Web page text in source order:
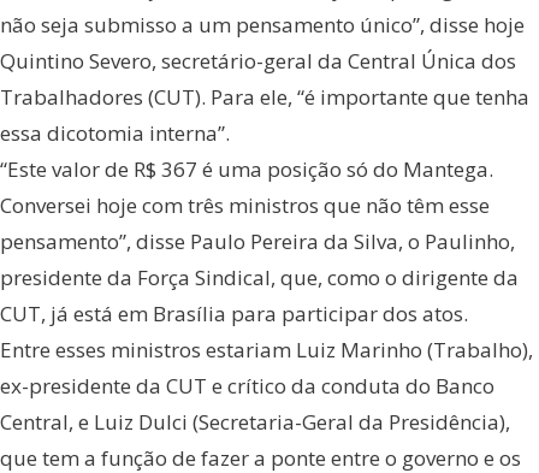
não seja submisso a um pensamento único”, disse hoje
Quintino Severo, secretário-geral da Central Única dos
Trabalhadores (CUT). Para ele, “é importante que tenha
essa dicotomia interna”.
“Este valor de R$ 367 é uma posição só do Mantega.
Conversei hoje com três ministros que não têm esse
pensamento”, disse Paulo Pereira da Silva, o Paulinho,
presidente da Força Sindical, que, como o dirigente da
CUT, já está em Brasília para participar dos atos.
Entre esses ministros estariam Luiz Marinho (Trabalho),
ex-presidente da CUT e crítico da conduta do Banco
Central, e Luiz Dulci (Secretaria-Geral da Presidência),
que tem a função de fazer a ponte entre o governo e os